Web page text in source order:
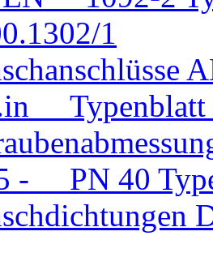
1
Typenblatt
- PN 40